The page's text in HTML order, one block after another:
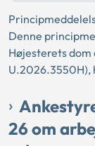
Denne
Højesterets
U.2026.3550H),
26 om